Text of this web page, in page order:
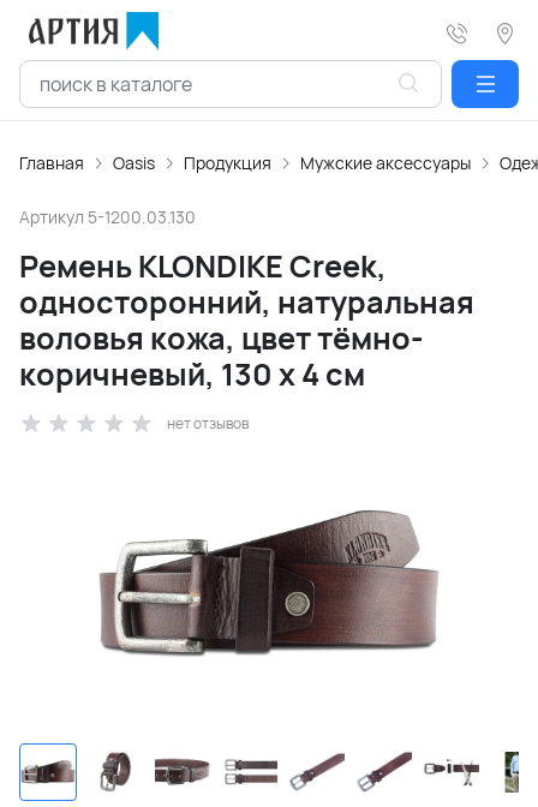
Главная Oasis Продукция Мужские аксессуары
Артикул 5-1200.03.130
Ремень KLONDIKE Creek,
односторонний, натуральная
воловья кожа, цвет тёмно-
коричневый, 130 х 4 см
нет отзывов